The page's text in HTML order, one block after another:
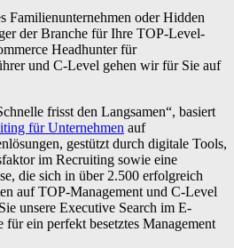
Familienunternehmen oder Hidden
der Branche für Ihre TOP-Level-
Headhunter für
und C-Level gehen wir für Sie auf
frisst den Langsamen“, basiert
für Unternehmen auf
gestützt durch digitale Tools,
im Recruiting sowie eine
die sich in über 2.500 erfolgreich
auf TOP-Management und C-Level
unsere Executive Search im E-
ein perfekt besetztes Management